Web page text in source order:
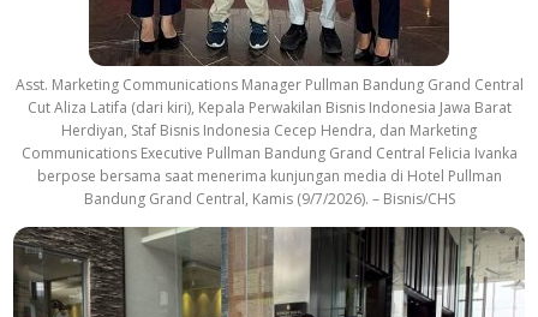
Asst. Marketing Communications Manager Pullman Bandung Grand Central
Cut Aliza Latifa (dari kiri), Kepala Perwakilan Bisnis Indonesia Jawa Barat
Herdiyan, Staf Bisnis Indonesia Cecep Hendra, dan Marketing
Communications Executive Pullman Bandung Grand Central Felicia Ivanka
berpose bersama saat menerima kunjungan media di Hotel Pullman
Bandung Grand Central, Kamis (9/7/2026). – Bisnis/CHS